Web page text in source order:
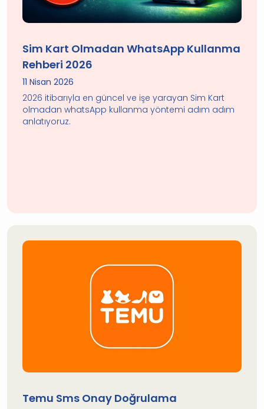
Sim Kart Olmadan WhatsApp Kullanma
Rehberi 2026
11 Nisan 2026
2026 itibarıyla en güncel ve işe yarayan Sim Kart
olmadan whatsApp kullanma yöntemi adım adım
anlatıyoruz.
Temu Sms Onay Doğrulama